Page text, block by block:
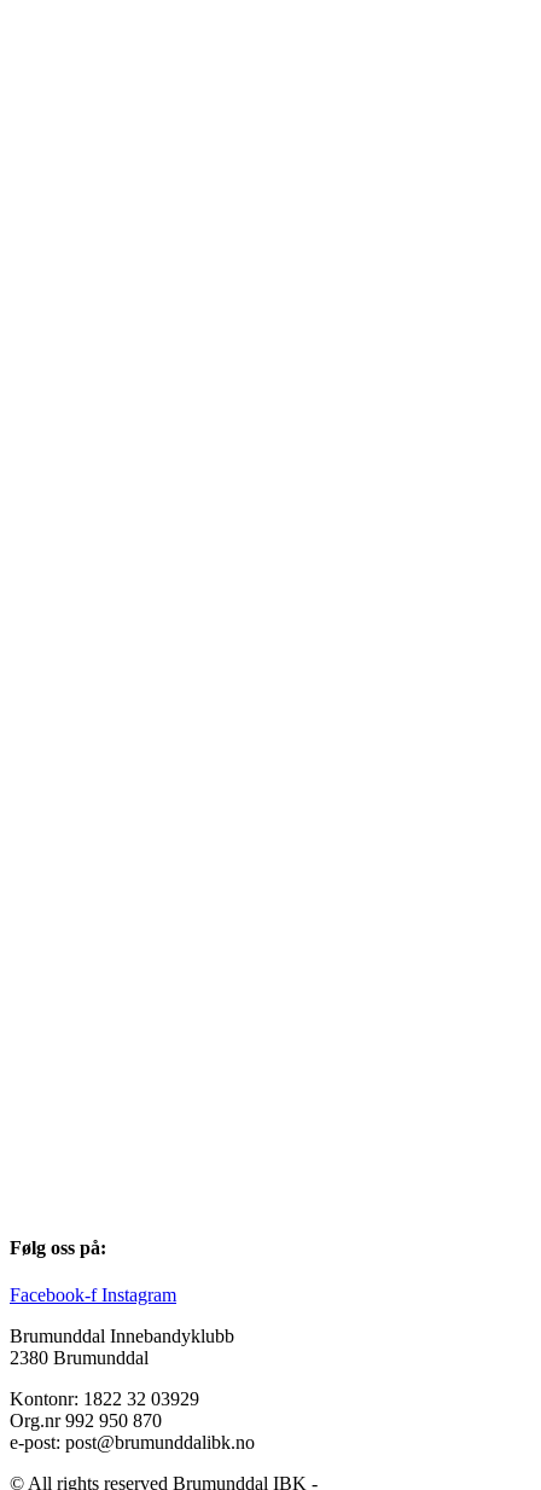
Følg oss på:
Facebook-f Instagram
Brumunddal Innebandyklubb
2380 Brumunddal
Kontonr: 1822 32 03929
Org.nr 992 950 870
e-post: post@brumunddalibk.no
© All rights reserved Brumunddal IBK -